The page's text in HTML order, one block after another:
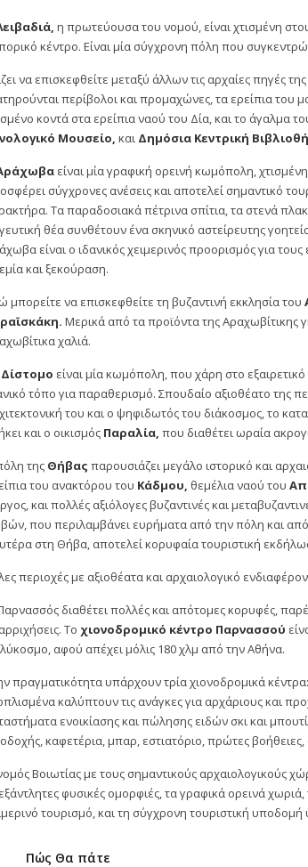
η πρωτεύουσα του νομού, είναι χτισμένη
κέντρο. Είναι μία σύγχρονη πόλη που
να επισκεφθείτε μεταξύ άλλων τις αρχαίες πηγές της
περίβολοι και προμαχώνες, τα ερείπια του
κοντά στα ερείπια ναού του Δία, και το άγαλμα
Μουσείο, και Δημόσια Κεντρική
είναι μία γραφική ορεινή κωμόπολη,
σύγχρονες ανέσεις και αποτελεί σημαντικό
Τα παραδοσιακά πέτρινα σπίτια, τα στενά
θέα συνθέτουν ένα σκηνικό αστείρευτης
είναι ο ιδανικός χειμερινός προορισμός για
και ξεκούραση.
μπορείτε να επισκεφθείτε τη βυζαντινή εκκλησία του
Μερικά από τα προϊόντα της Αραχωβίτικης
χαλιά.
Δίστομο είναι μία κωμόπολη, που χάρη στο
τόπο για παραθερισμό. Σπουδαίο αξιοθέατο της
του και ο ψηφιδωτός του διάκοσμος, το
και ο οικισμός Παραλία, που διαθέτει ωραία
της Θήβας παρουσιάζει μεγάλο ιστορικό και
του ανακτόρου του Κάδμου, θεμέλια ναού του
και πολλές αξιόλογες βυζαντινές και
που περιλαμβάνει ευρήματα από την πόλη και
στη Θήβα, αποτελεί κορυφαία τουριστική
περιοχές με αξιοθέατα και αρχαιολογικό ενδιαφέρον
διαθέτει πολλές και απότομες κορυφές,
Το χιονοδρομικό κέντρο Παρνασσού
αφού απέχει μόλις 180 χλμ από την Αθήνα.
πραγματικότητα υπάρχουν τρία χιονοδρομικά
καλύπτουν τις ανάγκες για αρχάριους και
ενοικίασης και πώλησης ειδών σκι και
καφετέρια, μπαρ, εστιατόριο, πρώτες
Βοιωτίας με τους σημαντικούς αρχαιολογικούς
φυσικές ομορφιές, τα γραφικά ορεινά
τουρισμό, και τη σύγχρονη τουριστική
Πώς Θα πάτε